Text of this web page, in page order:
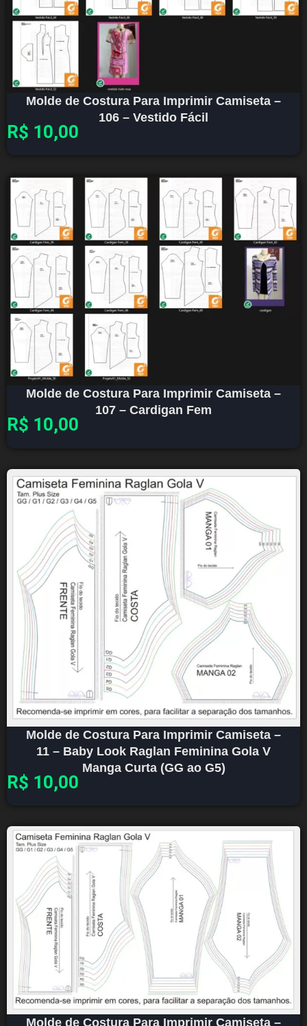
Molde de Costura Para Imprimir Camiseta –
106 – Vestido Fácil
R$ 10,00
Molde de Costura Para Imprimir Camiseta –
107 – Cardigan Fem
R$ 10,00
Molde de Costura Para Imprimir Camiseta –
11 – Baby Look Raglan Feminina Gola V
Manga Curta (GG ao G5)
R$ 10,00
Molde de Costura Para Imprimir Camiseta –